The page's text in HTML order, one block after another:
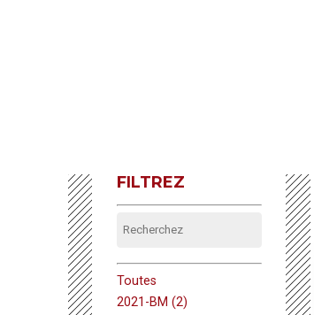
FILTREZ
Toutes
2021-BM (2)